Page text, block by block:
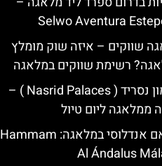
Selwo Aventura
שווקים – איזה שוק מומלץ
רשימת שווקים במלאגה
ארמון נסריד ( Nasrid Palaces ) –
ממלאגה ליום טיול
חמאם אנדלוסי במלאגה: Hammam
Al Ándalus